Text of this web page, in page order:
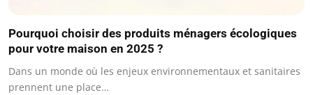
Pourquoi choisir des produits ménagers écologiques
pour votre maison en 2025 ?
Dans un monde où les enjeux environnementaux et sanitaires
prennent une place…